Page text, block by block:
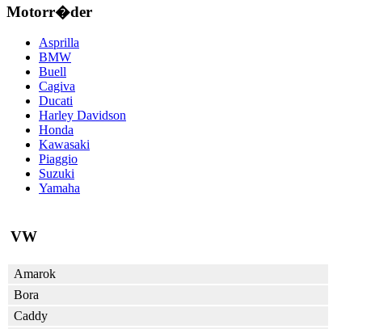
Motorr�der
Asprilla
BMW
Buell
Cagiva
Ducati
Harley Davidson
Honda
Kawasaki
Piaggio
Suzuki
Yamaha
VW
Amarok
Bora
Caddy